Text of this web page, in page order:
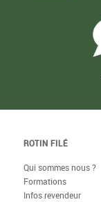
ROTIN FILÉ
Qui sommes nous ?
Formations
Infos revendeur